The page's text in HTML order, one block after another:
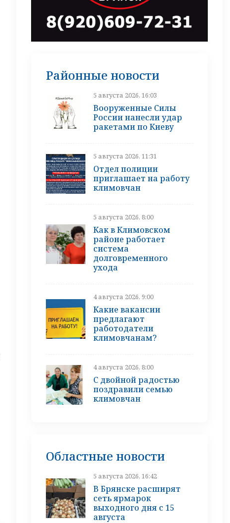
Районные новости
5 августа 2026, 16:03
Вооруженные Силы
России нанесли удар
ракетами по Киеву
5 августа 2026, 11:31
Отдел полиции
приглашает на работу
климовчан
5 августа 2026, 8:00
Как в Климовском
районе работает
система
долговременного
ухода
4 августа 2026, 9:00
Какие вакансии
предлагают
работодатели
климовчанам?
4 августа 2026, 8:00
С двойной радостью
поздравили семью
климовчан
Областные новости
5 августа 2026, 16:42
В Брянске расширят
сеть ярмарок
выходного дня с 15
августа